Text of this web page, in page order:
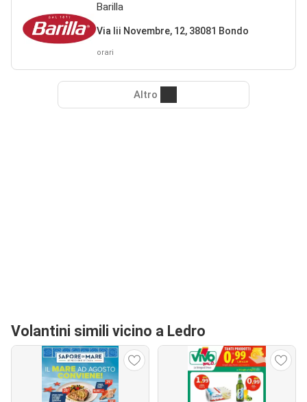
Barilla
Via Iii Novembre, 12, 38081 Bondo
orari
Altro
Volantini simili vicino a Ledro